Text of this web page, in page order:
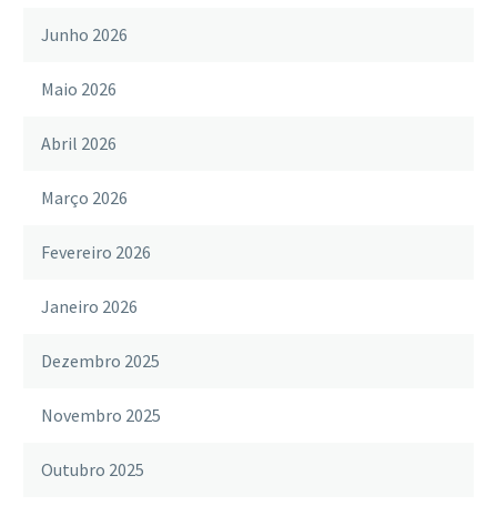
Junho 2026
Maio 2026
Abril 2026
Março 2026
Fevereiro 2026
Janeiro 2026
Dezembro 2025
Novembro 2025
Outubro 2025